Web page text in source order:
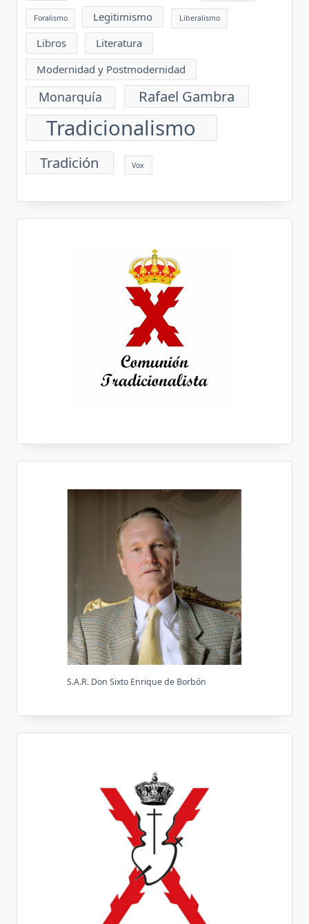
Foralismo Legitimismo Liberalismo
Libros
Literatura
Modernidad y Postmodernidad
Monarquía Rafael Gambra
Tradicionalismo
Tradición Vox
S.A.R. Don Sixto Enrique de Borbón